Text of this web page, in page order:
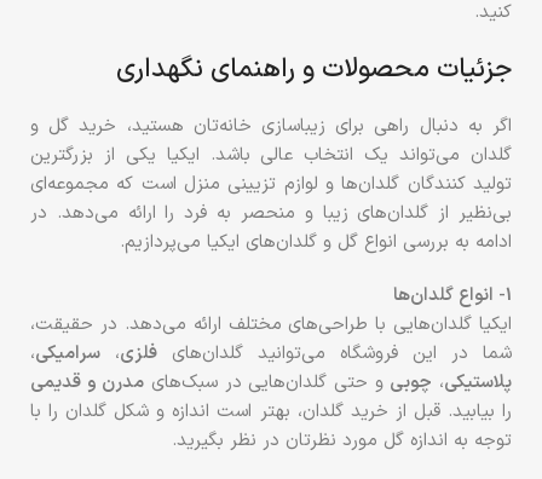
کنید.
جزئیات محصولات و راهنمای نگهداری
اگر به دنبال راهی برای زیباسازی خانه‌تان هستید، خرید گل و
گلدان می‌تواند یک انتخاب عالی باشد. ایکیا یکی از بزرگترین
تولید کنندگان گلدان‌ها و لوازم تزیینی منزل است که مجموعه‌ای
بی‌نظیر از گلدان‌های زیبا و منحصر به فرد را ارائه می‌دهد. در
ادامه به بررسی انواع گل‌ و گلدان‌های ایکیا می‌پردازیم.
1- انواع گلدان‌ها
ایکیا گلدان‌هایی با طراحی‌های مختلف ارائه می‌دهد. در حقیقت،
شما در این فروشگاه می‌توانید گلدان‌های فلزی، سرامیکی،
پلاستیکی، چوبی و حتی گلدان‌هایی در سبک‌های مدرن و قدیمی
را بیابید. قبل از خرید گلدان، بهتر است اندازه و شکل گلدان را با
توجه به اندازه گل مورد نظرتان در نظر بگیرید.